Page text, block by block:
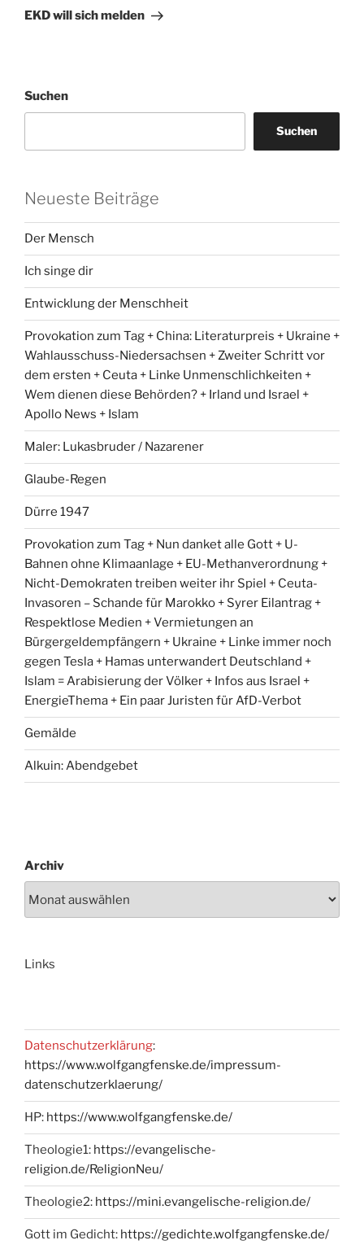
Beitrag
EKD will sich melden
Suchen
Suchen
Neueste Beiträge
Der Mensch
Ich singe dir
Entwicklung der Menschheit
Provokation zum Tag + China: Literaturpreis + Ukraine +
Wahlausschuss-Niedersachsen + Zweiter Schritt vor
dem ersten + Ceuta + Linke Unmenschlichkeiten +
Wem dienen diese Behörden? + Irland und Israel +
Apollo News + Islam
Maler: Lukasbruder / Nazarener
Glaube-Regen
Dürre 1947
Provokation zum Tag + Nun danket alle Gott + U-
Bahnen ohne Klimaanlage + EU-Methanverordnung +
Nicht-Demokraten treiben weiter ihr Spiel + Ceuta-
Invasoren – Schande für Marokko + Syrer Eilantrag +
Respektlose Medien + Vermietungen an
Bürgergeldempfängern + Ukraine + Linke immer noch
gegen Tesla + Hamas unterwandert Deutschland +
Islam = Arabisierung der Völker + Infos aus Israel +
EnergieThema + Ein paar Juristen für AfD-Verbot
Gemälde
Alkuin: Abendgebet
Archiv
Links
Datenschutzerklärung:
https://www.wolfgangfenske.de/impressum-
datenschutzerklaerung/
HP: https://www.wolfgangfenske.de/
Theologie1: https://evangelische-
religion.de/ReligionNeu/
Theologie2: https://mini.evangelische-religion.de/
Gott im Gedicht: https://gedichte.wolfgangfenske.de/